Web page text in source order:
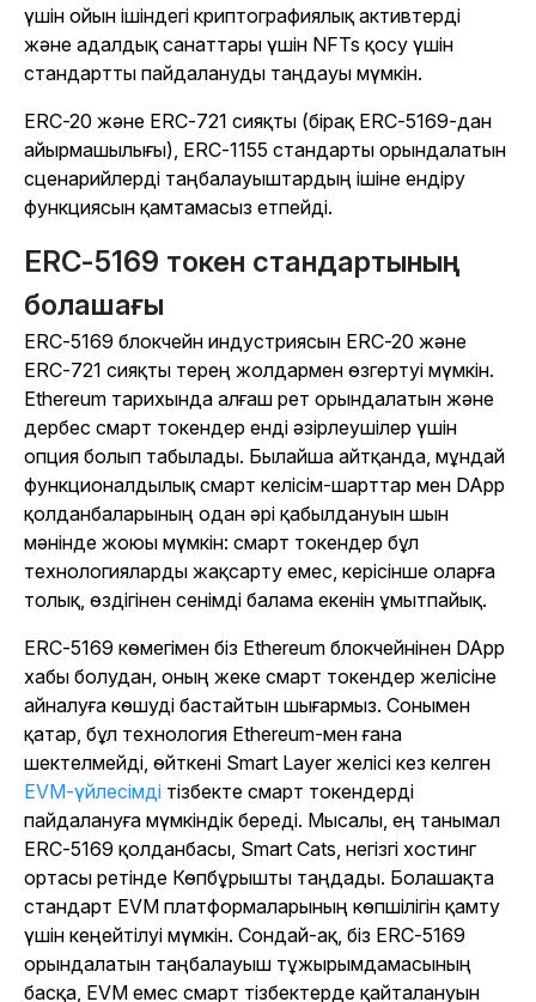
үшін ойын ішіндегі криптографиялық активтерді
және адалдық санаттары үшін NFTs қосу үшін
стандартты пайдалануды таңдауы мүмкін.
ERC-20 және ERC-721 сияқты (бірақ ERC-5169-дан
айырмашылығы), ERC-1155 стандарты орындалатын
сценарийлерді таңбалауыштардың ішіне ендіру
функциясын қамтамасыз етпейді.
ERC-5169 токен стандартының
болашағы
ERC-5169 блокчейн индустриясын ERC-20 және
ERC-721 сияқты терең жолдармен өзгертуі мүмкін.
Ethereum тарихында алғаш рет орындалатын және
дербес смарт токендер енді әзірлеушілер үшін
опция болып табылады. Былайша айтқанда, мұндай
функционалдылық смарт келісім-шарттар мен DApp
қолданбаларының одан әрі қабылдануын шын
мәнінде жоюы мүмкін: смарт токендер бұл
технологияларды жақсарту емес, керісінше оларға
толық, өздігінен сенімді балама екенін ұмытпайық.
ERC-5169 көмегімен біз Ethereum блокчейнінен DApp
хабы болудан, оның жеке смарт токендер желісіне
айналуға көшуді бастайтын шығармыз. Сонымен
қатар, бұл технология Ethereum-мен ғана
шектелмейді, өйткені Smart Layer желісі кез келген
EVM-үйлесімді тізбекте смарт токендерді
пайдалануға мүмкіндік береді. Мысалы, ең танымал
ERC-5169 қолданбасы, Smart Cats , негізгі хостинг
ортасы ретінде Көпбұрышты таңдады. Болашақта
стандарт EVM платформаларының көпшілігін қамту
үшін кеңейтілуі мүмкін. Сондай-ақ, біз ERC-5169
орындалатын таңбалауыш тұжырымдамасының
басқа, EVM емес смарт тізбектерде қайталануын